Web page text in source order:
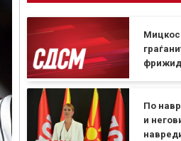
По
и